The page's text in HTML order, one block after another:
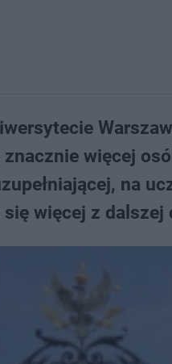
więcej
na
więcej z dalszej